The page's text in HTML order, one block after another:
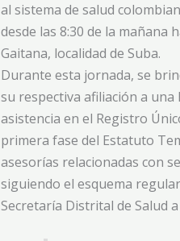
al sistema de salud
desde las 8:30 de la mañana
Gaitana, localidad de Suba.
Durante esta jornada, se
su respectiva afiliación a una
asistencia en el Registro
primera fase del Estatuto
asesorías relacionadas con
siguiendo el esquema
Secretaría Distrital de Salud